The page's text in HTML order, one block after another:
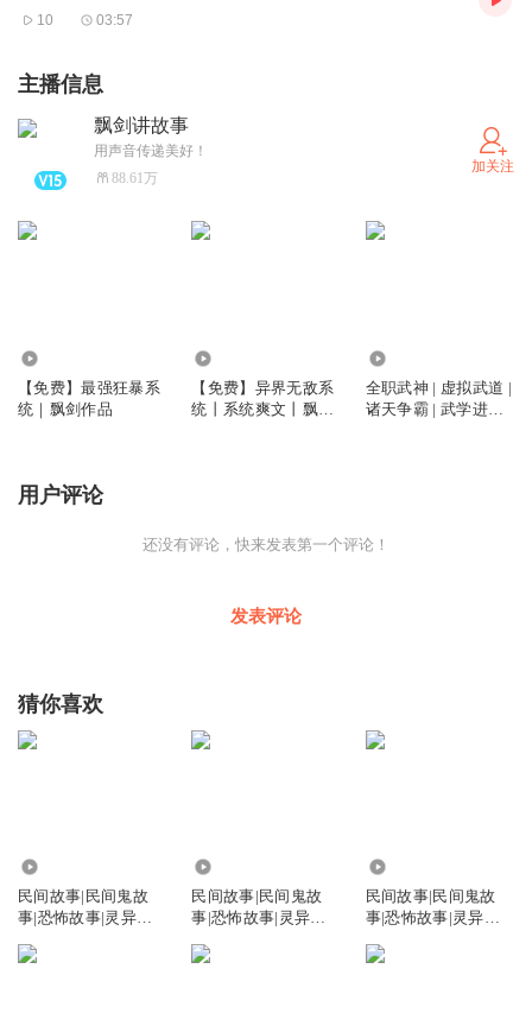
10 03:57
主播信息
飘剑讲故事
用声音传递美好！
88.61万
加关注
【免费】最强狂暴系
统｜飘剑作品
【免费】异界无敌系
统丨系统爽文丨飘剑
全职武神 | 虚拟武道 |
诸天争霸 | 武学进化 |
用户评论
还没有评论，快来发表第一个评论！
发表评论
猜你喜欢
民间故事|民间鬼故
事|恐怖故事|灵异故
民间故事|民间鬼故
事|恐怖故事|灵异故
民间故事|民间鬼故
事|恐怖故事|灵异故